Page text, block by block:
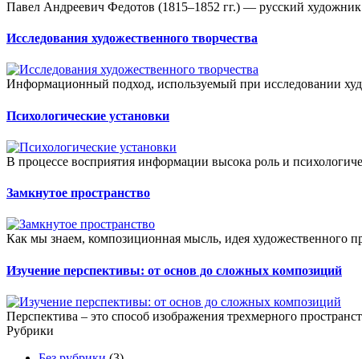
Павел Андреевич Федотов (1815–1852 гг.) — русский
Исследования художественного творчества
Информационный подход, используемый при исследовании
Психологические установки
В процессе восприятия информации высока роль и
Замкнутое пространство
Как мы знаем, композиционная мысль, идея художественного
Изучение перспективы: от основ до сложных композиций
Перспектива – это способ изображения трехмерного
Рубрики